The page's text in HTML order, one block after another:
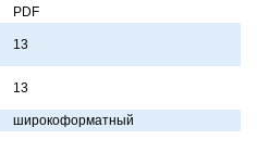
PDF
13
13
широкоформатный